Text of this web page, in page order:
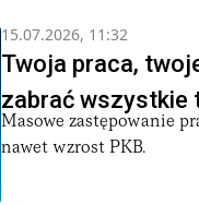
15.07.2026, 11:32
Twoja praca,
zabrać wszystkie
Masowe zastępowanie
nawet wzrost PKB.